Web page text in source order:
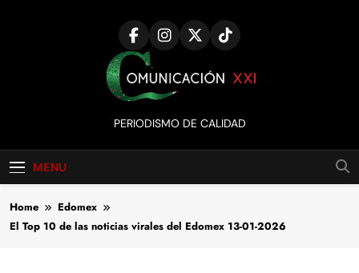
Comunicación
XXI
PERIODISMO DE CALIDAD
MENU
Home
Edomex
El Top 10 de las noticias virales del Edomex 13-01-2026